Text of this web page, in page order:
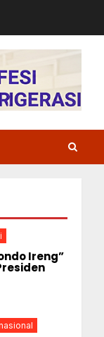
Ireng”